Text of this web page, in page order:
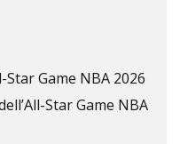
Star Game NBA 2026
Star Game NBA